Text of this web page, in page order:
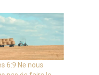
6:9 Ne nous